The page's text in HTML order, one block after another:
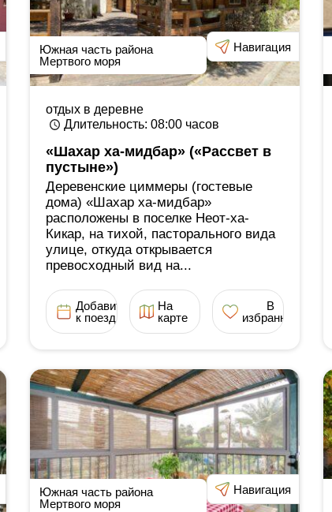
Южная часть района
Мертвого моря
Навигация
отдых в деревне
Длительность: 08:00 часов
«Шахар ха-мидбар» («Рассвет в
пустыне»)
Деревенские циммеры (гостевые
дома) «Шахар ха-мидбар»
расположены в поселке Неот-ха-
Кикар, на тихой, пасторального вида
улице, откуда открывается
превосходный вид на...
Добавить
к поездке
На
карте
В
избранное
Южная часть района
Мертвого моря
Навигация